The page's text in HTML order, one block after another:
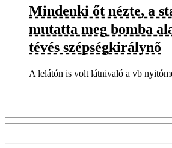
Mindenki őt nézte, a
mutatta meg bomba
tévés szépségkirálynő
A lelátón is volt látnivaló a vb